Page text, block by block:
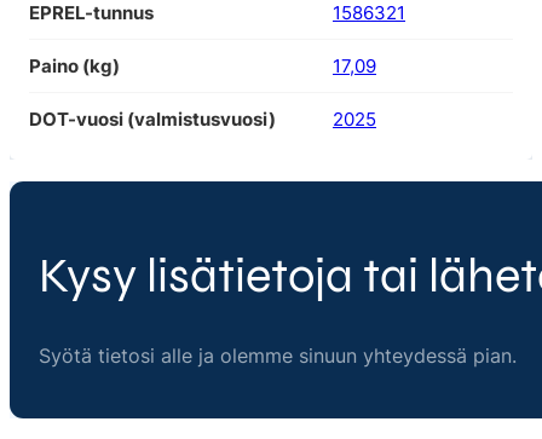
EPREL-tunnus 1586321
Paino (kg) 17,09
DOT-vuosi (valmistusvuosi) 2025
Kysy lisätietoja tai
Syötä tietosi alle ja olemme sinuun yhteydessä pian.